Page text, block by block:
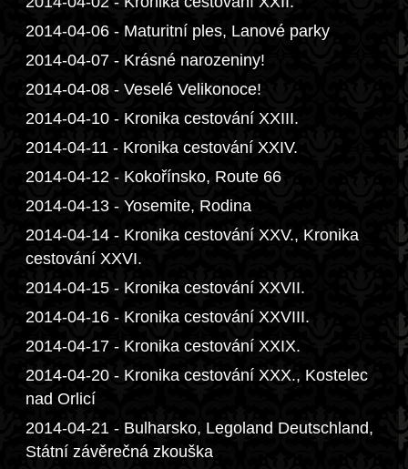
2014-04-06 - Maturitní ples, Lanové parky
2014-04-07 - Krásné narozeniny!
2014-04-08 - Veselé Velikonoce!
2014-04-10 - Kronika cestování XXIII.
2014-04-11 - Kronika cestování XXIV.
2014-04-12 - Kokořínsko, Route 66
2014-04-13 - Yosemite, Rodina
2014-04-14 - Kronika cestování XXV., Kronika
cestování XXVI.
2014-04-15 - Kronika cestování XXVII.
2014-04-16 - Kronika cestování XXVIII.
2014-04-17 - Kronika cestování XXIX.
2014-04-20 - Kronika cestování XXX., Kostelec
nad Orlicí
2014-04-21 - Bulharsko, Legoland Deutschland,
Státní závěrečná zkouška